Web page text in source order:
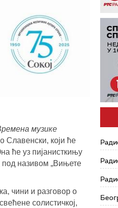
музике
Славенски, који ће
ће уз пијанисткињу
под називом „Вињете
чини и разговор о
солистичкој,